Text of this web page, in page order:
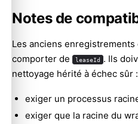
Notes de
Les anciens
comporter de
leaseId . Ils
nettoyage hérité à échec sûr :
exiger un processus
exiger que la racine du